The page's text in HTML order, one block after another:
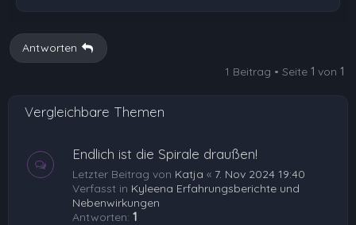
Antworten
1 Beitrag • Seite 1 von 1
Vergleichbare Themen
Endlich ist die Spirale draußen!
Letzter Beitrag von Katja « 7. Nov 2024 19:40
Verfasst in Kyleena Erfahrungsberichte und
Nebenwirkungen
Antworten: 1